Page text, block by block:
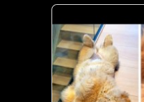
Das tut teilweise